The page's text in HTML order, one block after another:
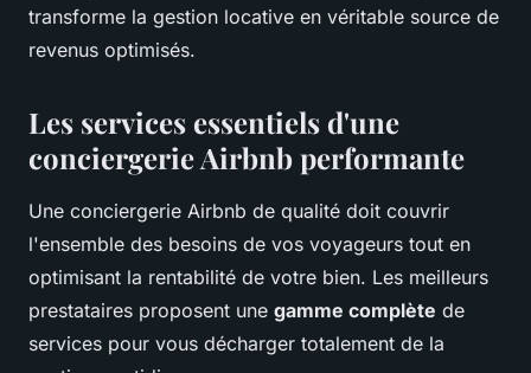
transforme la gestion locative en véritable source de
revenus optimisés.
Les services essentiels d'une
conciergerie Airbnb performante
Une conciergerie Airbnb de qualité doit couvrir
l'ensemble des besoins de vos voyageurs tout en
optimisant la rentabilité de votre bien. Les meilleurs
prestataires proposent une gamme complète de
services pour vous décharger totalement de la